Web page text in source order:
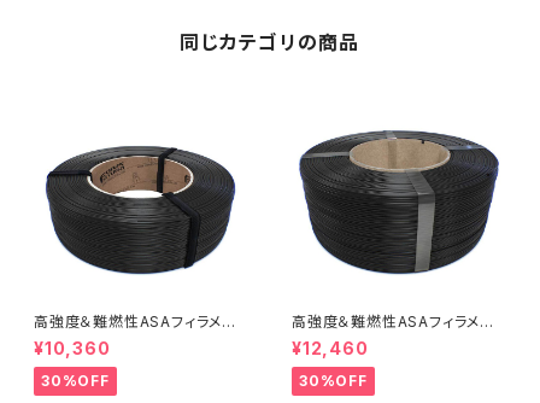
同じカテゴリの商品
高強度＆難燃性ASAフィラメント
『ApolloX Flame Retardant』
¥10,360
30%OFF
高強度＆難燃性ASAフィラメント
『ApolloX Flame Retardant
（Bambu Coils）』
¥12,460
30%OFF